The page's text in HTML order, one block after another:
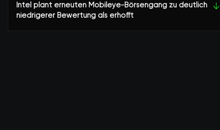
Intel plant erneuten Mobileye-Börsengang zu deutlich
niedrigerer Bewertung als erhofft
↓